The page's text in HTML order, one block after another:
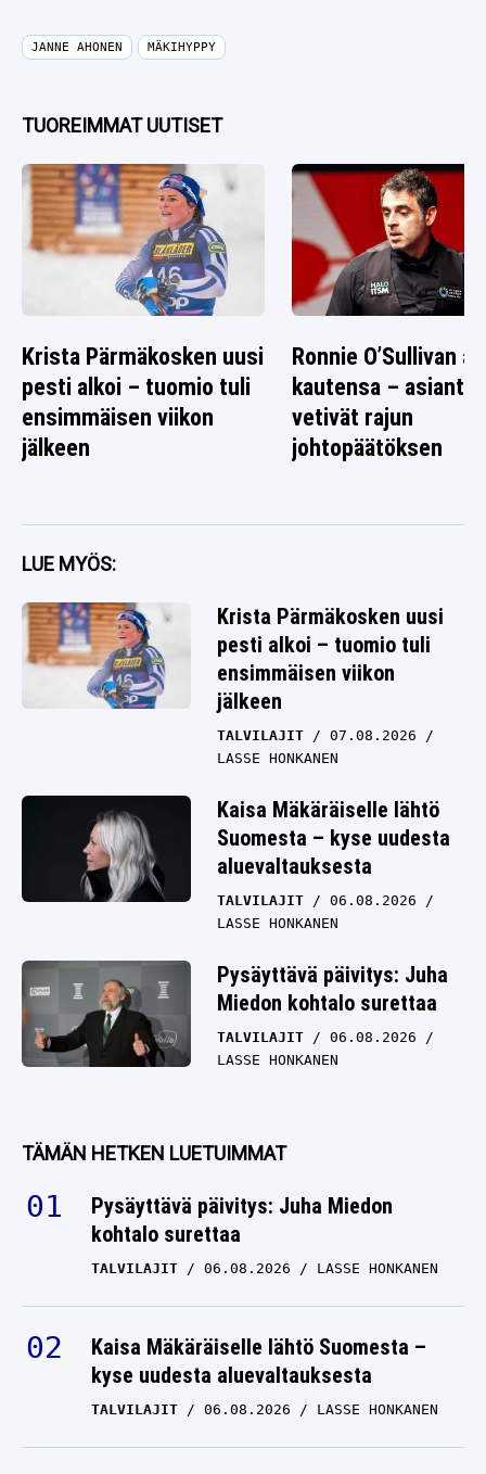
JANNE AHONEN MÄKIHYPPY
TUOREIMMAT UUTISET
Krista Pärmäkosken uusi
pesti alkoi – tuomio tuli
ensimmäisen viikon
jälkeen
Ronnie O’Sullivan
kautensa –
vetivät rajun
johtopäätöksen
LUE MYÖS:
Krista Pärmäkosken uusi
pesti alkoi – tuomio tuli
ensimmäisen viikon
jälkeen
TALVILAJIT
07.08.2026
LASSE HONKANEN
Kaisa Mäkäräiselle lähtö
Suomesta – kyse uudesta
aluevaltauksesta
TALVILAJIT
06.08.2026
LASSE HONKANEN
Pysäyttävä päivitys: Juha
Miedon kohtalo surettaa
TALVILAJIT
06.08.2026
LASSE HONKANEN
TÄMÄN HETKEN LUETUIMMAT
Pysäyttävä päivitys: Juha Miedon
kohtalo surettaa
TALVILAJIT 06.08.2026 LASSE HONKANEN
Kaisa Mäkäräiselle lähtö Suomesta –
kyse uudesta aluevaltauksesta
TALVILAJIT 06.08.2026 LASSE HONKANEN